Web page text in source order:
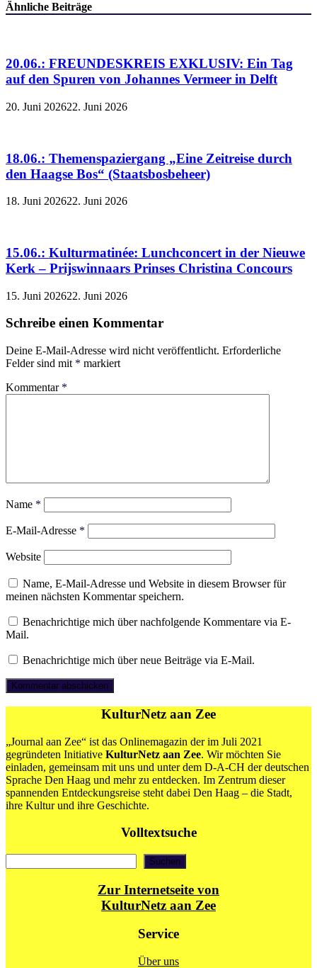
Ähnliche Beiträge
20.06.: FREUNDESKREIS EXKLUSIV: Ein Tag
auf den Spuren von Johannes Vermeer in Delft
20. Juni 202622. Juni 2026
18.06.: Themenspaziergang „Eine Zeitreise durch
den Haagse Bos“ (Staatsbosbeheer)
18. Juni 202622. Juni 2026
15.06.: Kulturmatinée: Lunchconcert in der Nieuwe
Kerk – Prijswinnaars Prinses Christina Concours
15. Juni 202622. Juni 2026
Schreibe einen Kommentar
Deine E-Mail-Adresse wird nicht veröffentlicht. Erforderliche
Felder sind mit * markiert
Kommentar *
Name *
E-Mail-Adresse *
Website
Name, E-Mail-Adresse und Website in diesem Browser für
meinen nächsten Kommentar speichern.
Benachrichtige mich über nachfolgende Kommentare via E-
Mail.
Benachrichtige mich über neue Beiträge via E-Mail.
KulturNetz aan Zee
„Journal aan Zee“ ist das Onlinemagazin der im Juli 2021
gegründeten Initiative KulturNetz aan Zee. Wir möchten Sie
einladen, gemeinsam mit uns und unter dem D-A-CH der deutschen
Sprache Den Haag und mehr zu entdecken. Im Zentrum dieser
spannenden Entdeckungsreise steht dabei Den Haag – die Stadt,
ihre Kultur und ihre Geschichte.
Volltextsuche
Suchen
Zur Internetseite von
KulturNetz aan Zee
Service
Über uns